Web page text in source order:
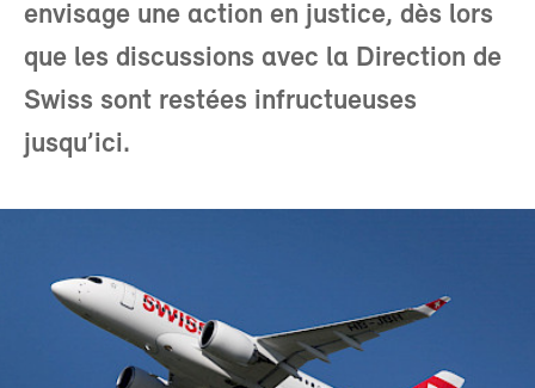
envisage une action en justice, dès lors
que les discussions avec la Direction de
Swiss sont restées infructueuses
jusqu’ici.